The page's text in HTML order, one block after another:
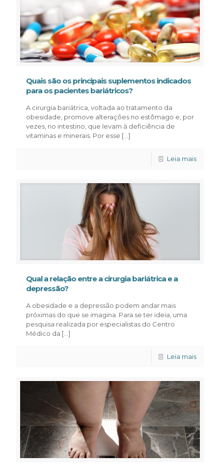
Quais são os principais suplementos indicados
para os pacientes bariátricos?
A cirurgia bariátrica, voltada ao tratamento da
obesidade, promove alterações no estômago e, por
vezes, no intestino, que levam à deficiência de
vitaminas e minerais. Por esse […]
Leia mais
Qual a relação entre a cirurgia bariátrica e a
depressão?
A obesidade e a depressão podem andar mais
próximas do que se imagina. Para se ter ideia, uma
pesquisa realizada por especialistas do Centro
Médico da […]
Leia mais